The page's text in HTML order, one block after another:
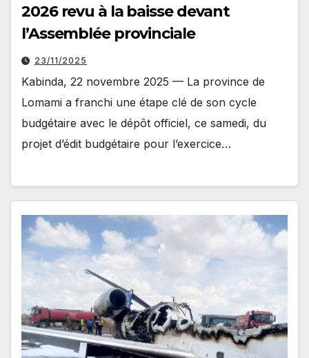
2026 revu à la baisse devant
l’Assemblée provinciale
23/11/2025
Kabinda, 22 novembre 2025 — La province de
Lomami a franchi une étape clé de son cycle
budgétaire avec le dépôt officiel, ce samedi, du
projet d’édit budgétaire pour l’exercice…